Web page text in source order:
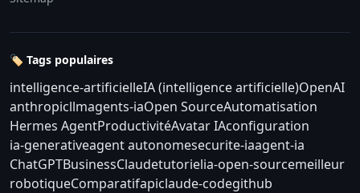
🏷️ Tags populaires
intelligence-artificielleIA (intelligence artificielle)OpenAI
anthropicllmagents-iaOpen SourceAutomatisation
Hermes AgentProductivitéAvatar IAconfiguration
ia-generativeagent autonomesecurite-iaagent-ia
ChatGPTBusinessClaudetutorielia-open-sourcemeilleur
robotiqueComparatifapiclaude-codegithub